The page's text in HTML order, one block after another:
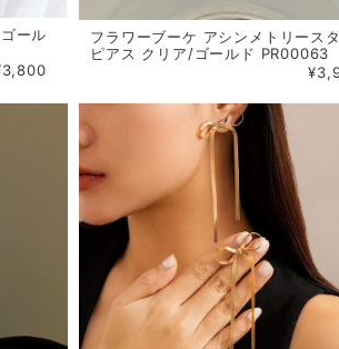
ール
フラワーブーケ アシンメトリース
ピアス クリア/ゴールド PR00063